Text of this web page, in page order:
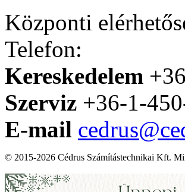
Központi
Telefon:
Kereskedelem
Szerviz +36-1-
E-mail
© 2015-2026 Cédrus Számítástechnikai Kft.